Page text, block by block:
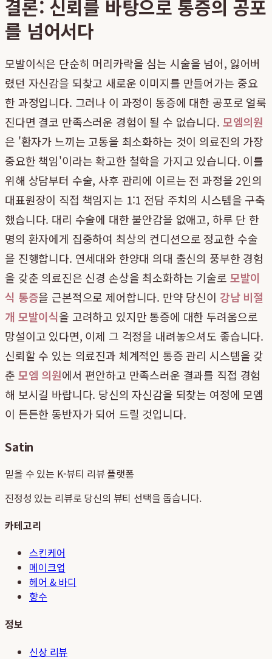
결론: 신뢰를 바탕으로 통증의 공포
를 넘어서다
모발이식은 단순히 머리카락을 심는 시술을 넘어, 잃어버
렸던 자신감을 되찾고 새로운 이미지를 만들어가는 중요
한 과정입니다. 그러나 이 과정이 통증에 대한 공포로 얼룩
진다면 결코 만족스러운 경험이 될 수 없습니다. 모엠의원
은 '환자가 느끼는 고통을 최소화하는 것이 의료진의 가장
중요한 책임'이라는 확고한 철학을 가지고 있습니다. 이를
위해 상담부터 수술, 사후 관리에 이르는 전 과정을 2인의
대표원장이 직접 책임지는 1:1 전담 주치의 시스템을 구축
했습니다. 대리 수술에 대한 불안감을 없애고, 하루 단 한
명의 환자에게 집중하여 최상의 컨디션으로 정교한 수술
을 진행합니다. 연세대와 한양대 의대 출신의 풍부한 경험
을 갖춘 의료진은 신경 손상을 최소화하는 기술로 모발이
식 통증을 근본적으로 제어합니다. 만약 당신이 강남 비절
개 모발이식을 고려하고 있지만 통증에 대한 두려움으로
망설이고 있다면, 이제 그 걱정을 내려놓으셔도 좋습니다.
신뢰할 수 있는 의료진과 체계적인 통증 관리 시스템을 갖
춘 모엠 의원에서 편안하고 만족스러운 결과를 직접 경험
해 보시길 바랍니다. 당신의 자신감을 되찾는 여정에 모엠
이 든든한 동반자가 되어 드릴 것입니다.
Satin
믿을 수 있는 K-뷰티 리뷰 플랫폼
진정성 있는 리뷰로 당신의 뷰티 선택을 돕습니다.
카테고리
스킨케어
메이크업
헤어 & 바디
향수
정보
신상 리뷰